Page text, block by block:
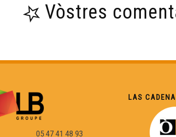
Vòstres
05 47 41 48 93
LAS